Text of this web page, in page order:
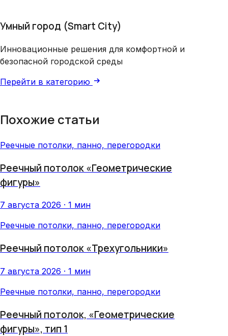
Умный город (Smart City)
Инновационные решения для комфортной и
безопасной городской среды
Перейти в категорию
Похожие статьи
Реечные потолки, панно, перегородки
Реечный потолок «Геометрические
фигуры»
7 августа 2026 · 1 мин
Реечные потолки, панно, перегородки
Реечный потолок «Трехугольники»
7 августа 2026 · 1 мин
Реечные потолки, панно, перегородки
Реечный потолок, «Геометрические
фигуры», тип 1